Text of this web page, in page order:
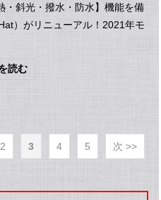
・斜光・撥水・防水】機能を備
）がリニューアル！2021年モ
読む
2 3 4 5 次 >>